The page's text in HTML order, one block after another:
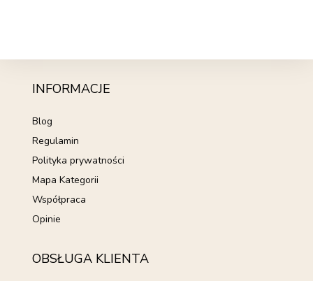
INFORMACJE
Blog
Regulamin
Polityka prywatności
Mapa Kategorii
Współpraca
Opinie
OBSŁUGA KLIENTA